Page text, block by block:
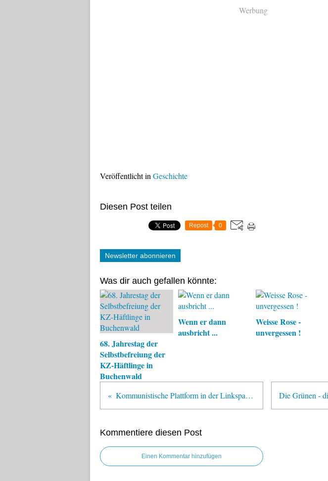
Werbung
Veröffentlicht in Geschichte
Diesen Post teilen
Repost 0
Newsletter abonnieren
Was dir auch gefallen könnte:
68. Jahrestag der
Selbstbefreiung der
KZ-Häftlinge in
Buchenwald
Wenn er dann
ausbricht ...
Weisse Rose -
unvergessen !
Kommunistische Plattform in der Linkspartei: Was vertritt sie ?
Kommentiere diesen Post
Einen Kommentar hinzufügen